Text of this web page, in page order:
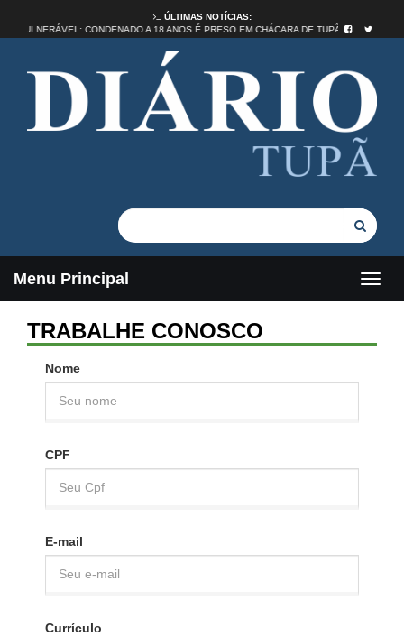
ÚLTIMAS NOTÍCIAS:
DE VULNERÁVEL: CONDENADO A 18 ANOS É PRESO EM CHÁCARA DE TUPÃ
Menu Principal
TRABALHE CONOSCO
Nome
CPF
E-mail
Currículo